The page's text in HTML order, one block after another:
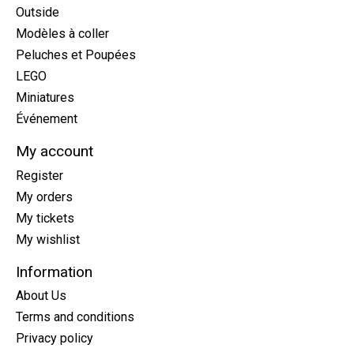
Outside
Modèles à coller
Peluches et Poupées
LEGO
Miniatures
Événement
My account
Register
My orders
My tickets
My wishlist
Information
About Us
Terms and conditions
Privacy policy